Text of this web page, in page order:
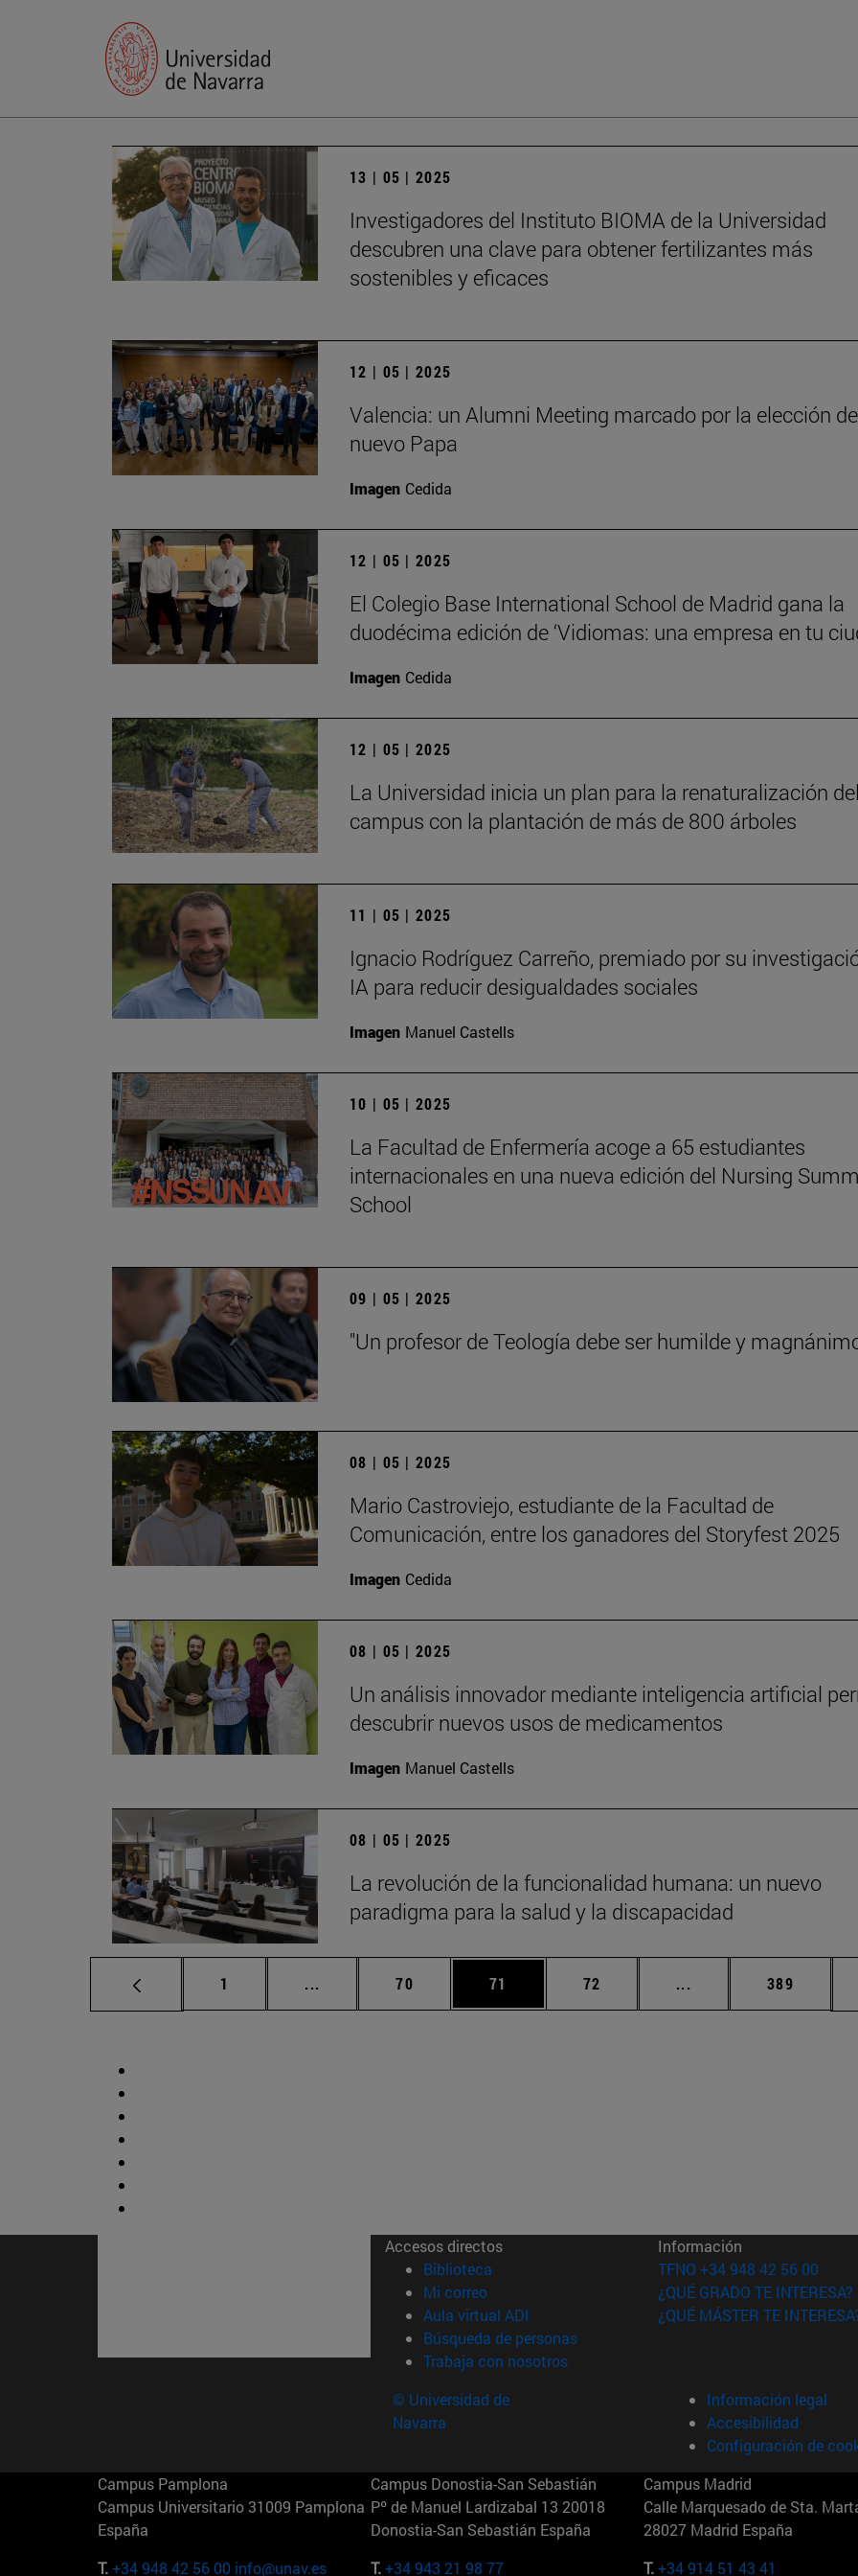
13 | 05 | 2025
Investigadores del Instituto BIOMA de la Universidad
descubren una clave para obtener fertilizantes más
sostenibles y eficaces
12 | 05 | 2025
Valencia: un Alumni Meeting marcado por la elección
nuevo Papa
Imagen Cedida
12 | 05 | 2025
El Colegio Base International School de Madrid gana la
duodécima edición de ‘Vidiomas: una empresa en tu
Imagen Cedida
12 | 05 | 2025
La Universidad inicia un plan para la renaturalización del
campus con la plantación de más de 800 árboles
11 | 05 | 2025
Ignacio Rodríguez Carreño, premiado por su
IA para reducir desigualdades sociales
Imagen Manuel Castells
10 | 05 | 2025
La Facultad de Enfermería acoge a 65 estudiantes
internacionales en una nueva edición del Nursing
School
09 | 05 | 2025
"Un profesor de Teología debe ser humilde y
08 | 05 | 2025
Mario Castroviejo, estudiante de la Facultad de
Comunicación, entre los ganadores del Storyfest 2025
Imagen Cedida
08 | 05 | 2025
Un análisis innovador mediante inteligencia artificial
descubrir nuevos usos de medicamentos
Imagen Manuel Castells
08 | 05 | 2025
La revolución de la funcionalidad humana: un nuevo
paradigma para la salud y la discapacidad
Página
1 ... Páginas intermedias Use TAB para desplazarse.
Página
70 Página
71 Página
72 ... Páginas intermedias
Página
389
Accesos directos
Biblioteca (abre en nueva ventana)
Mi correo(abre en nueva ventana)
Aula virtual ADI (abre en nueva ventana)
Búsqueda de personas(abre en nueva ventana)
Trabaja con nosotros(abre en nueva ventana)
Información
TFNO +34 948 42 56 00
¿QUÉ GRADO TE INTERESA?
¿QUÉ MÁSTER TE
© Universidad de
Navarra
Información legal
Accesibilidad
Configuración de
Campus Pamplona
Campus Universitario 31009 Pamplona
España
T.+34 948 42 56 00 info@unav.es
Campus Donostia-San Sebastián
Pº de Manuel Lardizabal 13 20018
Donostia-San Sebastián España
T.+34 943 21 98 77
Campus Madrid
Calle Marquesado de Sta.
28027 Madrid España
T.+34 914 51 43 41